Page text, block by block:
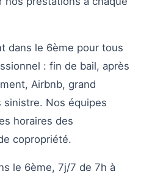
dans le 6ème pour tous
: fin de bail, après
Airbnb, grand
sinistre. Nos équipes
horaires des
copropriété.
le 6ème, 7j/7 de 7h à